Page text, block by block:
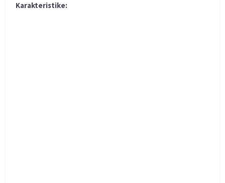
Karakteristike: